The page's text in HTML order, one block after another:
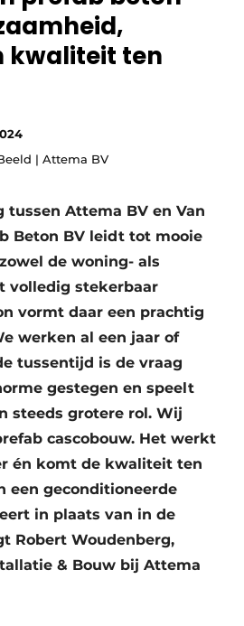
statement
kwaliteit ten
| Attema BV
tussen Attema BV en Van
Beton BV leidt tot mooie
de woning- als
volledig stekerbaar
vormt daar een prachtig
werken al een jaar of
tussentijd is de vraag
gestegen en speelt
steeds grotere rol. Wij
cascobouw. Het werkt
én komt de kwaliteit ten
een geconditioneerde
in plaats van in de
Robert Woudenberg,
& Bouw bij Attema